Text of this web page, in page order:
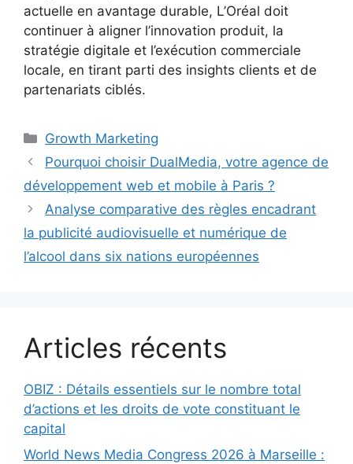
actuelle en avantage durable, L’Oréal doit
continuer à aligner l’innovation produit, la
stratégie digitale et l’exécution commerciale
locale, en tirant parti des insights clients et de
partenariats ciblés.
Catégories
Growth Marketing
Pourquoi choisir DualMedia, votre agence de
développement web et mobile à Paris ?
Analyse comparative des règles encadrant
la publicité audiovisuelle et numérique de
l’alcool dans six nations européennes
Articles récents
OBIZ : Détails essentiels sur le nombre total
d’actions et les droits de vote constituant le
capital
World News Media Congress 2026 à Marseille :